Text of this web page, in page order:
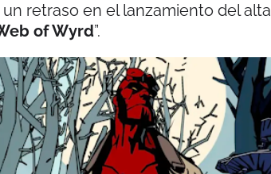
retraso en el lanzamiento del
of Wyrd”.